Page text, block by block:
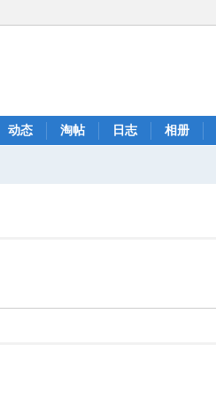
动态 淘帖 日志 相册